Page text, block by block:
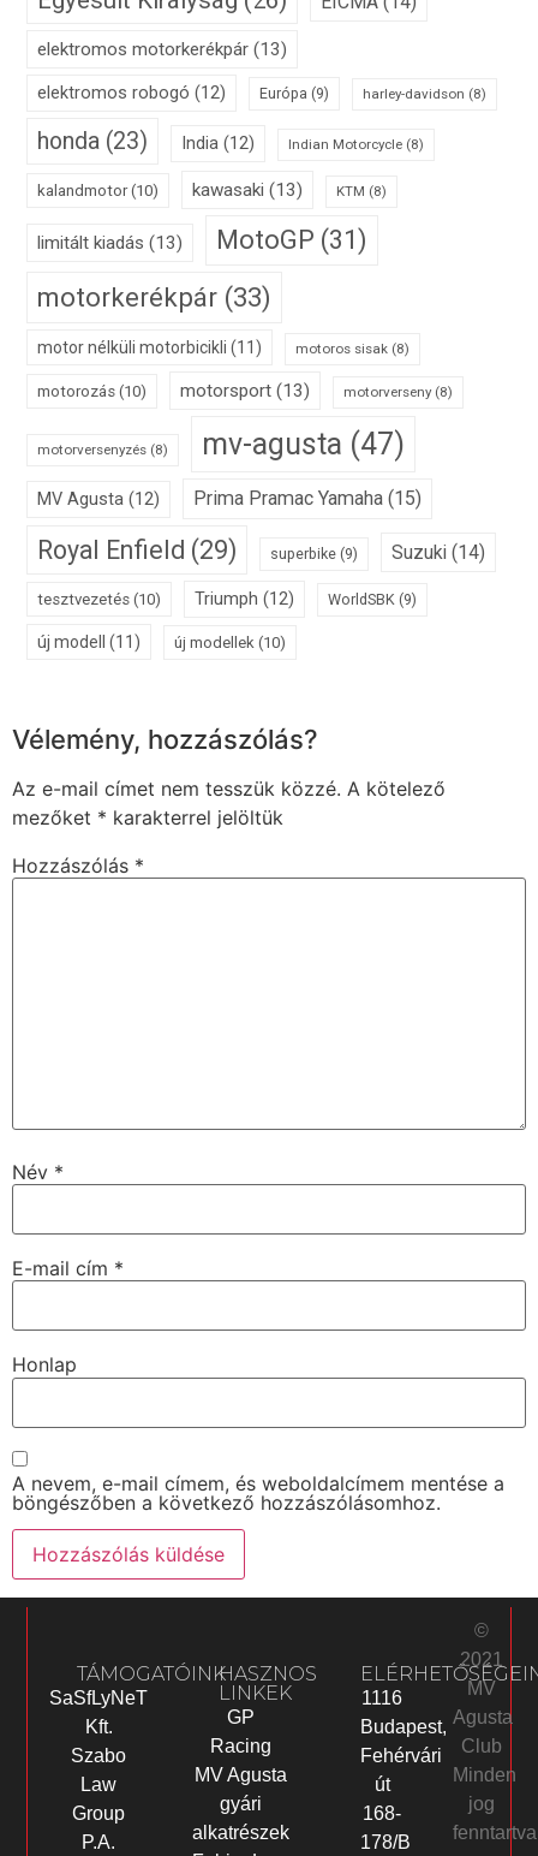
elektromos motorkerékpár (13)
elektromos robogó (12) Európa (9) harley-davidson (8)
honda (23) India (12) Indian Motorcycle (8)
kalandmotor(10) kawasaki (13) KTM (8)
limitált kiadás (13) MotoGP (31)
motorkerékpár (33)
motor nélküli motorbicikli (11) motoros sisak (8)
motorozás (10) motorsport (13) motorverseny(8)
motorversenyzés (8) mv-agusta (47)
MV Agusta (12) Prima Pramac Yamaha (15)
Royal Enfield (29) superbike (9) Suzuki (14)
tesztvezetés (10) Triumph (12) WorldSBK (9)
új modell (11) új modellek (10)
Vélemény, hozzászólás?
Az e-mail címet nem tesszük közzé. A kötelező
mezőket * karakterrel jelöltük
Hozzászólás *
Név *
E-mail cím *
Honlap
A nevem, e-mail címem, és weboldalcímem mentése a
böngészőben a következő hozzászólásomhoz.
TÁMOGATÓINK
SaSfLyNeT
Kft.
Szabo
Law
Group
P.A.
HASZNOS
LINKEK
GP
Racing
MV Agusta
gyári
alkatrészek
1116
Budapest,
Fehérvári
út
168-
178/B
©
2021
MV
Agusta
Club
Minden
jog